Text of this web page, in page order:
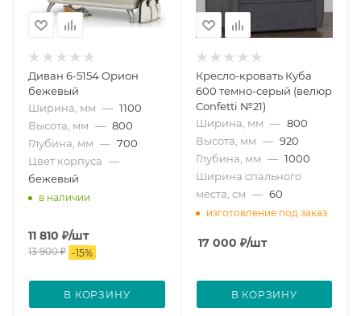
Диван 6-5154 Орион
бежевый
Ширина, мм — 1100
Высота, мм — 800
Глубина, мм — 700
Цвет корпуса —
бежевый
в наличии
11 810 ₽/шт
13 900₽ -15%
В КОРЗИНУ
Кресло-кровать Куба
600 темно-серый (велюр
Confetti №21)
Ширина, мм — 800
Высота, мм — 920
Глубина, мм — 1000
Ширина спального
места, см — 60
изготовление под заказ
17 000 ₽/шт
В КОРЗИНУ